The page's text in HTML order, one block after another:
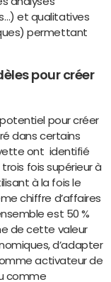
et qualitatives
permettant
pour créer
pour créer
dans certains
ont identifié
fois supérieur à
à la fois le
chiffre d’affaires
est 50 %
de cette valeur
d’adapter
activateur de
comme